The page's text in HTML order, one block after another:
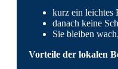
kurz ein leichtes
danach keine
Sie bleiben
Vorteile der lokalen